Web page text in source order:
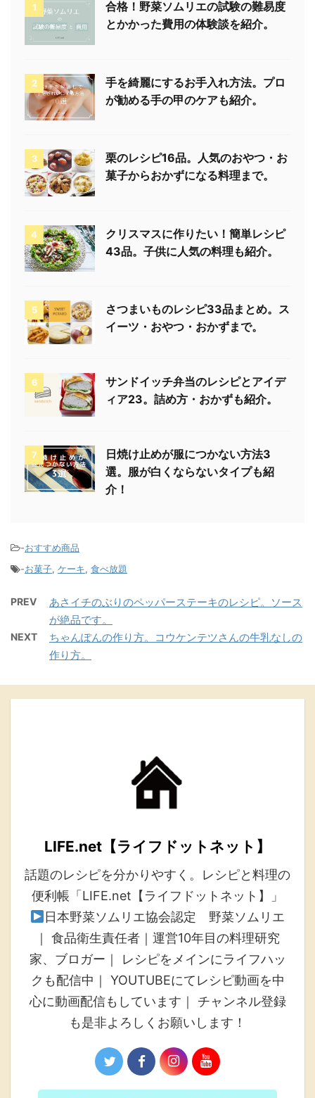
1
合格！野菜ソムリエの試験の難易度
とかかった費用の体験談を紹介。
2
手を綺麗にするお手入れ方法。プロ
が勧める手の甲のケアも紹介。
3
栗のレシピ16品。人気のおやつ・お
菓子からおかずになる料理まで。
4
クリスマスに作りたい！簡単レシピ
43品。子供に人気の料理も紹介。
5
さつまいものレシピ33品まとめ。ス
イーツ・おやつ・おかずまで。
6
サンドイッチ弁当のレシピとアイデ
ィア23。詰め方・おかずも紹介。
7
日焼け止めが服につかない方法3
選。服が白くならないタイプも紹
介！
-おすすめ商品
-お菓子, ケーキ, 食べ放題
PREV
あさイチのぶりのペッパーステーキのレシピ。ソース
が絶品です。
NEXT
ちゃんぽんの作り方。コウケンテツさんの牛乳なしの
作り方。
LIFE.net【ライフドットネット】
話題のレシピを分かりやすく。レシピと料理の
便利帳「LIFE.net【ライフドットネット】」
日本野菜ソムリエ協会認定 野菜ソムリエ
｜ 食品衛生責任者｜運営10年目の料理研究
家、ブロガー｜ レシピをメインにライフハッ
クも配信中｜ YOUTUBEにてレシピ動画を中
心に動画配信もしています｜ チャンネル登録
も是非よろしくお願いします！